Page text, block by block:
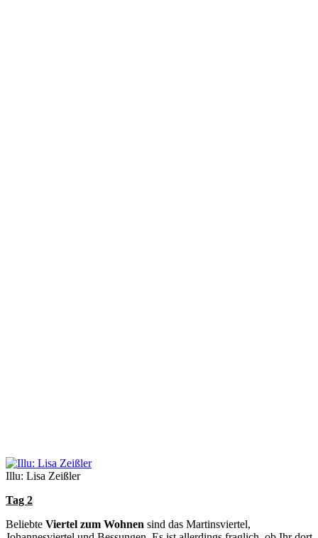
Illu: Lisa Zeißler
Tag 2
Beliebte Viertel zum Wohnen sind das Martinsviertel,